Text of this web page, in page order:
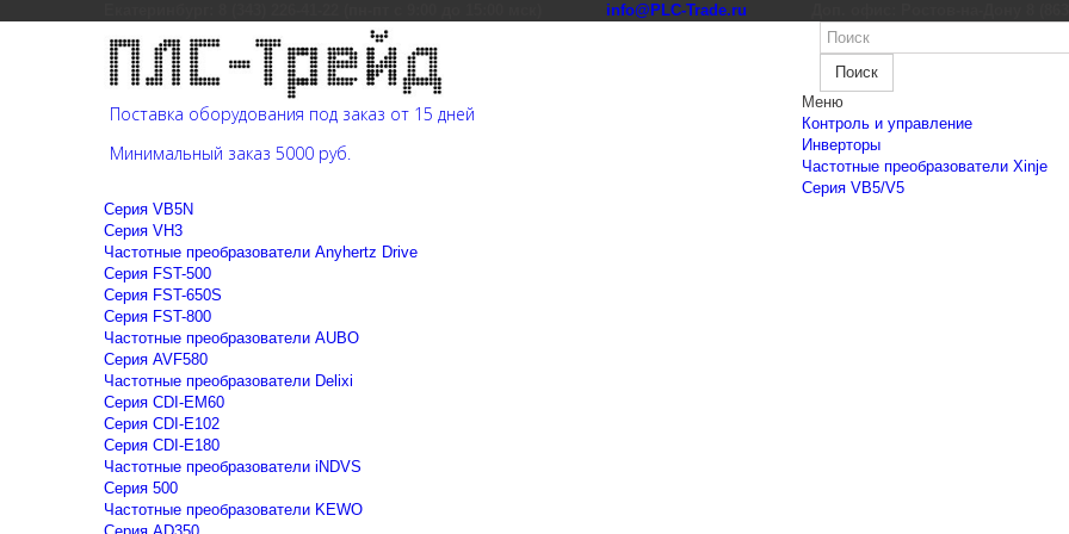
info@PLC-Trade.ru
Поставка оборудования под заказ от 15 дней
Минимальный заказ 5000 руб.
Поиск
Меню
Контроль и управление
Инверторы
Частотные преобразователи Xinje
Cерия VB5/V5
Cерия VB5N
Cерия VH3
Частотные преобразователи Anyhertz Drive
Серия FST-500
Серия FST-650S
Серия FST-800
Частотные преобразователи AUBO
Серия AVF580
Частотные преобразователи Delixi
Серия CDI-EM60
Серия CDI-E102
Серия CDI-E180
Частотные преобразователи iNDVS
Серия 500
Частотные преобразователи KEWO